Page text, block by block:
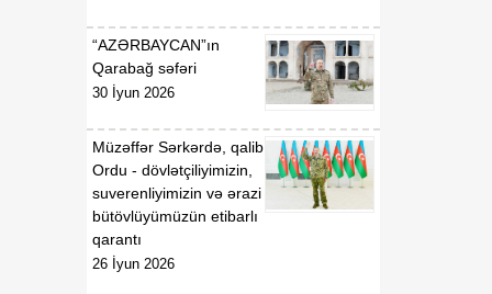
edilməsi haqqında”
Azərbaycan Respublikası
Nazirlər Kabinetinin 2011-
ci il 19 dekabr tarixli 207
nömrəli Qərarında
dəyişiklik edilməsi barədə
Azərbaycan Respublikası
Nazirlər Kabinetinin 2020-
ci il 6 may tarixli 165
nömrəli Qərarı ilə təsdiq
01:54
“AZƏRBAYCAN”ın
Qarabağ səfəri
30 İyun 2026
Müzəffər Sərkərdə, qalib
Ordu - dövlətçiliyimizin,
suverenliyimizin və ərazi
bütövlüyümüzün etibarlı
qarantı
26 İyun 2026